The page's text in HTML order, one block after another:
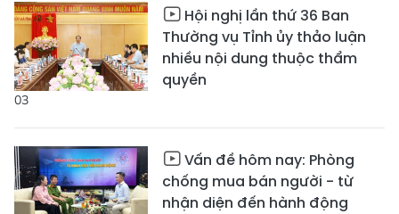
03
Hội nghị lần thứ 36 Ban
Thường vụ Tỉnh ủy thảo luận
nhiều nội dung thuộc thẩm
quyền
Vấn đề hôm nay: Phòng
chống mua bán người - từ
nhận diện đến hành động